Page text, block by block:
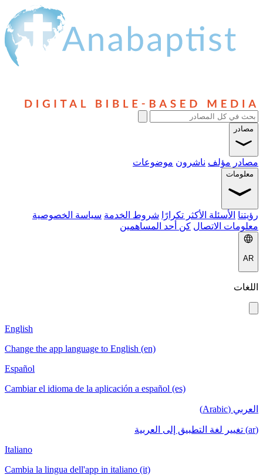
مصادر
مصادر مؤلف ناشرون موضوعات
معلومات
رؤيتنا الأسئلة الأكثر تكرارًا شروط الخدمة سياسة الخصوصية
معلومات الاتصال كن أحد المساهمين
AR
اللغات
English
Change the app language to English (en)
Español
Cambiar el idioma de la aplicación a español (es)
العربي (Arabic)
(ar) تغيير لغة التطبيق إلى العربية
Italiano
Cambia la lingua dell'app in italiano (it)